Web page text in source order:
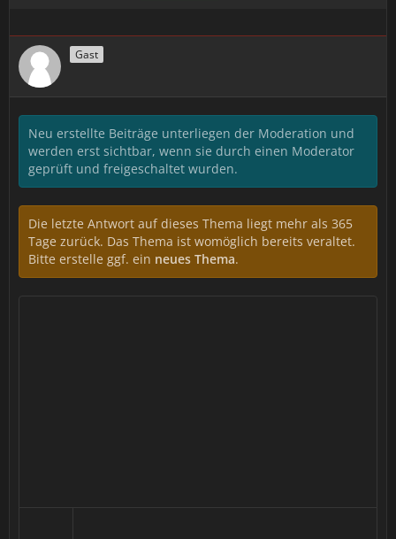
Gast
Neu erstellte Beiträge unterliegen der Moderation und
werden erst sichtbar, wenn sie durch einen Moderator
geprüft und freigeschaltet wurden.
Die letzte Antwort auf dieses Thema liegt mehr als 365
Tage zurück. Das Thema ist womöglich bereits veraltet.
Bitte erstelle ggf. ein neues Thema.